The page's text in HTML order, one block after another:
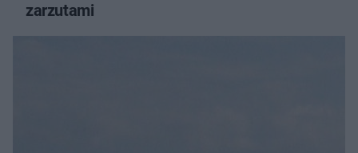
zarzutami